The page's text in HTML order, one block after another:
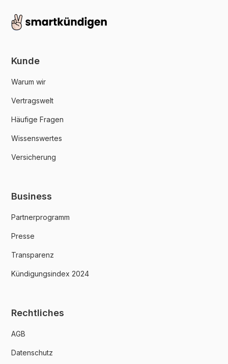
Kunde
Warum wir
Vertragswelt
Häufige Fragen
Wissenswertes
Versicherung
Business
Partnerprogramm
Presse
Transparenz
Kündigungsindex 2024
Rechtliches
AGB
Datenschutz